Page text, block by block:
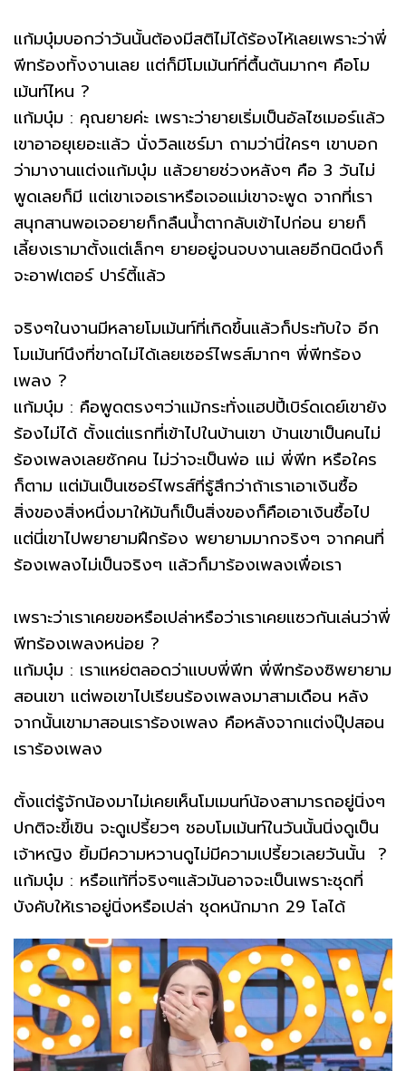
แก้มบุ๋มบอกว่าวันนั้นต้องมีสติไม่ได้ร้องไห้เลยเพราะว่าพี่
พีทร้องทั้งงานเลย แต่ก็มีโมเม้นท์ที่ตื้นตันมากๆ คือโม
เม้นท์ไหน ?
แก้มบุ๋ม : คุณยายค่ะ เพราะว่ายายเริ่มเป็นอัลไซเมอร์แล้ว
เขาอาอยุเยอะแล้ว นั่งวิลแชร์มา ถามว่านี่ใครๆ เขาบอก
ว่ามางานแต่งแก้มบุ๋ม แล้วยายช่วงหลังๆ คือ 3 วันไม่
พูดเลยก็มี แต่เขาเจอเราหรือเจอแม่เขาจะพูด จากที่เรา
สนุกสานพอเจอยายก็กลืนน้ำตากลับเข้าไปก่อน ยายก็
เลี้ยงเรามาตั้งแต่เล็กๆ ยายอยู่จนจบงานเลยอีกนิดนึงก็
จะอาฟเตอร์ ปาร์ตี้แล้ว
จริงๆในงานมีหลายโมเม้นท์ที่เกิดขึ้นแล้วก็ประทับใจ อีก
โมเม้นท์นึงที่ขาดไม่ได้เลยเซอร์ไพรส์มากๆ พี่พีทร้อง
เพลง ?
แก้มบุ๋ม : คือพูดตรงๆว่าแม้กระทั่งแฮปปี้เบิร์ดเดย์เขายัง
ร้องไม่ได้ ตั้งแต่แรกที่เข้าไปในบ้านเขา บ้านเขาเป็นคนไม่
ร้องเพลงเลยซักคน ไม่ว่าจะเป็นพ่อ แม่ พี่พีท หรือใคร
ก็ตาม แต่มันเป็นเซอร์ไพรส์ที่รู้สึกว่าถ้าเราเอาเงินซื้อ
สิ่งของสิ่งหนึ่งมาให้มันก็เป็นสิ่งของก็คือเอาเงินซื้อไป
แต่นี่เขาไปพยายามฝึกร้อง พยายามมากจริงๆ จากคนที่
ร้องเพลงไม่เป็นจริงๆ แล้วก็มาร้องเพลงเพื่อเรา
เพราะว่าเราเคยขอหรือเปล่าหรือว่าเราเคยแซวกันเล่นว่าพี่
พีทร้องเพลงหน่อย ?
แก้มบุ๋ม : เราแหย่ตลอดว่าแบบพี่พีท พี่พีทร้องซิพยายาม
สอนเขา แต่พอเขาไปเรียนร้องเพลงมาสามเดือน หลัง
จากนั้นเขามาสอนเราร้องเพลง คือหลังจากแต่งปุ๊ปสอน
เราร้องเพลง
ตั้งแต่รู้จักน้องมาไม่เคยเห็นโมเมนท์น้องสามารถอยู่นิ่งๆ
ปกติจะขี้เขิน จะดูเปรี้ยวๆ ชอบโมเม้นท์ในวันนั้นนิ่งดูเป็น
เจ้าหญิง ยิ้มมีความหวานดูไม่มีความเปรี้ยวเลยวันนั้น ?
แก้มบุ๋ม : หรือแท้ที่จริงๆแล้วมันอาจจะเป็นเพราะชุดที่
บังคับให้เราอยู่นิ่งหรือเปล่า ชุดหนักมาก 29 โลได้